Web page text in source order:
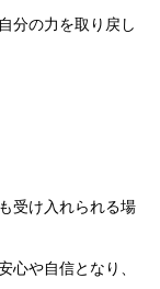
分の力を取り戻し
受け入れられる場
心や自信となり、